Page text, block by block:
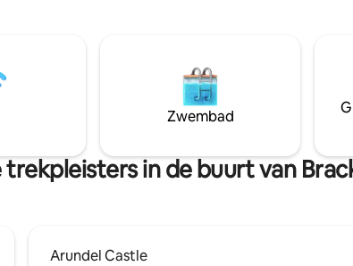
Hopelijk heb
alles gedacht om je gezellig,
en ontspannen te
de minder zonnige
en Goodwood liggen
rijden. Warm en goed geïsoleerd met
radiatoren. TV met Netflix Bewonder
prachtige
strand en kom daarna
Zwembad
in de buurt van
Arundel Castle